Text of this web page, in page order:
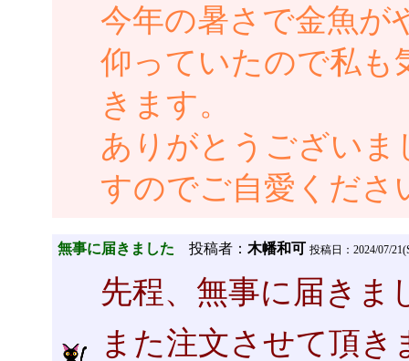
今年の暑さで金魚が
仰っていたので私も
きます。
ありがとうございま
すのでご自愛くださ
無事に届きました 投稿者： 木幡和可 投稿日：2024/07/
先程、無事に届きま
また注文させて頂き